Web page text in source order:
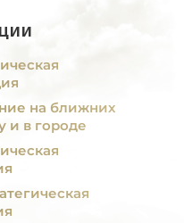
на ближних
и в городе